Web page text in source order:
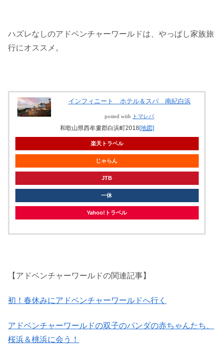
ハズレなしのアドベンチャーワールドは、やっぱし家族旅
行にオススメ。
インフィニート ホテル＆スパ 南紀白浜
posted with トマレバ
和歌山県西牟婁郡白浜町2018[地図]
楽天トラベル
じゃらん
JTB
一休
Yahoo!トラベル
【アドベンチャーワールドの関連記事】
初！春休みにアドベンチャーワールドへ行く
アドベンチャーワールドの双子のパンダの赤ちゃんたち、​
桜​浜＆桃​浜​に会う！